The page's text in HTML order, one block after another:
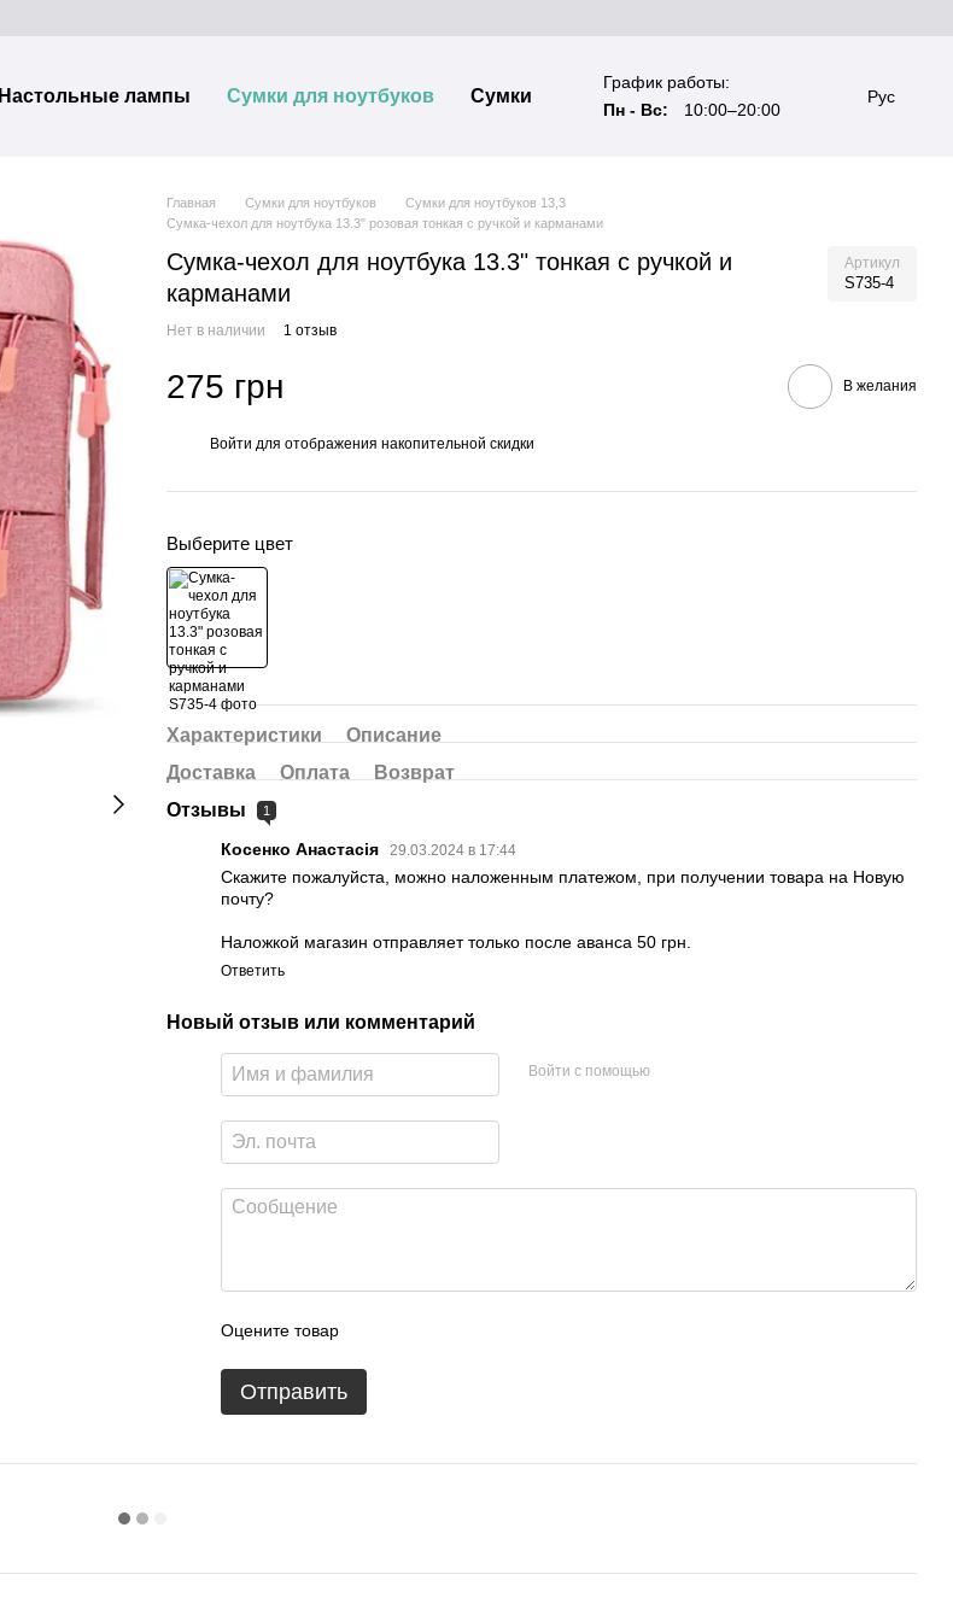
Настольные лампы Сумки для ноутбуков Сумки
График работы:
Пн - Вс:
10:00–20:00
Рус
Главная Сумки для ноутбуков
Сумки для ноутбуков 13,3
Сумка-чехол для ноутбука 13.3" розовая тонкая с ручкой и карманами
Сумка-чехол для ноутбука 13.3" тонкая с ручкой и
карманами
Артикул
S735-4
Нет в наличии 1 отзыв
275 грн В желания
Войти для отображения накопительной скидки
Выберите цвет
Характеристики
Описание
Доставка
Оплата
Возврат
Отзывы
1
Косенко Анастасія 29.03.2024 в 17:44
Скажите пожалуйста, можно наложенным платежом, при получении товара на Новую
почту?
Наложкой магазин отправляет только после аванса 50 грн.
Ответить
Новый отзыв или комментарий
Войти с помощью
Оцените товар
Отправить